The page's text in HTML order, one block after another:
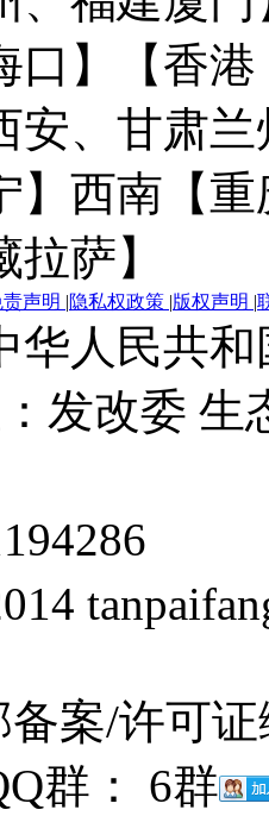
】
【香
安、甘肃
西南【
萨】
责声明 |隐私权政策 |版权声明 |
华人民共
发改委 生
备案/许可
群： 6群